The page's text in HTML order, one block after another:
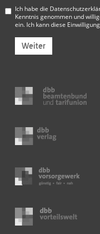
Ich habe die
Kenntnis genommen und
ein. Ich kann diese
Weiter